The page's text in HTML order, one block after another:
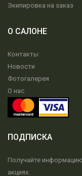
Экипировка на заказ
О САЛОНЕ
Контакты
Новости
Фотогалерея
О нас
ПОДПИСКА
Получайте
акциях.